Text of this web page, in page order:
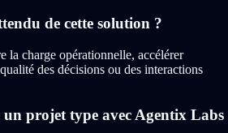
de cette solution ?
la charge opérationnelle, accélérer
des décisions ou des interactions
un projet type avec Agentix Labs